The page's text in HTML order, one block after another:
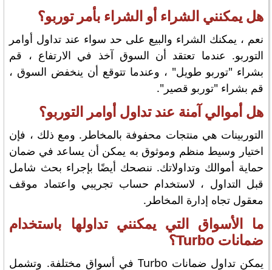
هل يمكنني الشراء أو الشراء بأمر توربو؟
نعم ، يمكنك الشراء والبيع على حد سواء عند تداول أوامر
التوربو. عندما تعتقد أن السوق آخذ في الارتفاع ، قم
بشراء "توربو طويل" ، وعندما تتوقع أن ينخفض ​​السوق ،
قم بشراء "توربو قصير".
هل أموالي آمنة عند تداول أوامر التوربو؟
التوربينات هي منتجات محفوفة بالمخاطر. ومع ذلك ، فإن
اختيار وسيط منظم وموثوق به يمكن أن يساعد في ضمان
حماية أموالك وتداولاتك. ننصحك أيضًا بإجراء بحث شامل
قبل التداول ، لاستخدام حساب تجريبي واعتماد موقف
معقول تجاه إدارة المخاطر.
ما الأسواق التي يمكنني تداولها باستخدام
ضمانات Turbo؟
يمكن تداول ضمانات Turbo في أسواق مختلفة. وتشمل